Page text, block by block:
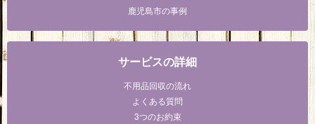
鹿児島市の事例
サービスの詳細
不用品回収の流れ
よくある質問
3つのお約束